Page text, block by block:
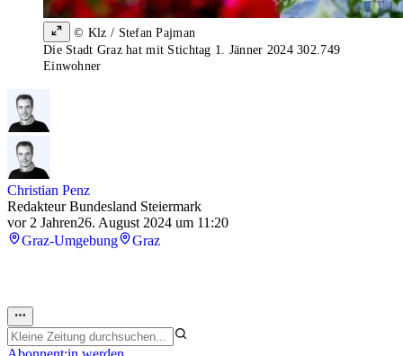
© Klz / Stefan Pajman
Die Stadt Graz hat mit Stichtag 1. Jänner 2024 302.749
Einwohner
Christian Penz
Redakteur Bundesland Steiermark
vor 2 Jahren26. August 2024 um 11:20
Graz-Umgebung
Graz